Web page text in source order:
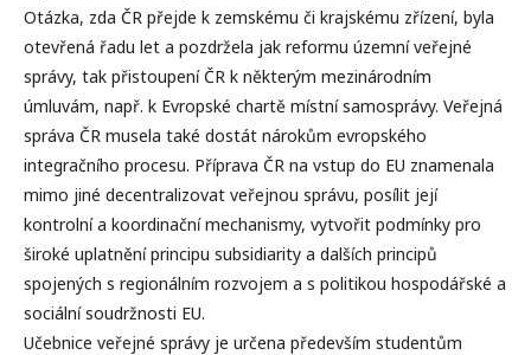
Otázka, zda ČR přejde k zemskému či krajskému zřı́zenı́, byla
otevřená řadu let a pozdržela jak reformu územnı́ veřejné
správy, tak přistoupenı́ ČR k některým mezinárodnı́m
úmluvám, např. k Evropské chartě mı́stnı́ samosprávy. Veřejná
správa ČR musela také dostát nárokům evropského
integračnı́ho procesu. Přı́prava ČR na vstup do EU znamenala
mimo jiné decentralizovat veřejnou správu, posı́lit jejı́
kontrolnı́ a koordinačnı́ mechanismy, vytvořit podmı́nky pro
široké uplatněnı́ principu subsidiarity a dalšı́ch principů
spojených s regionálnı́m rozvojem a s politikou hospodářské a
sociálnı́ soudržnosti EU.
Učebnice veřejné správy je určena předevšı́m studentům